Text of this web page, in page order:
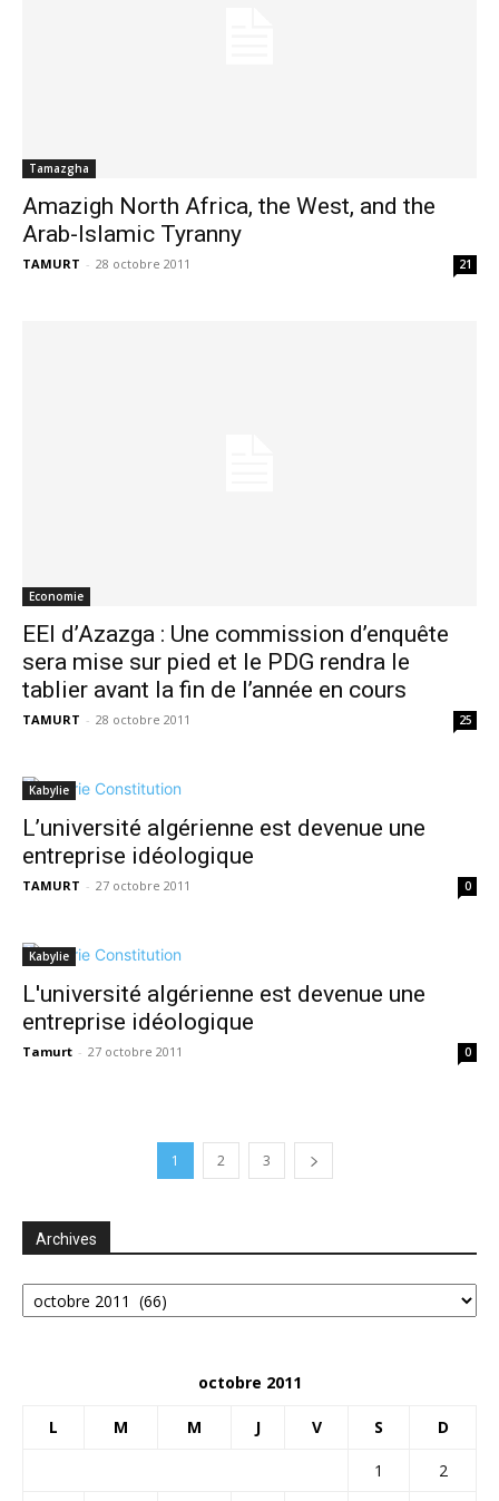
Tamazgha
Amazigh North Africa, the West, and the
Arab-Islamic Tyranny
TAMURT - 28 octobre 2011 21
Economie
EEI d’Azazga : Une commission d’enquête
sera mise sur pied et le PDG rendra le
tablier avant la fin de l’année en cours
TAMURT - 28 octobre 2011 25
Kabylie
L’université algérienne est devenue une
entreprise idéologique
TAMURT - 27 octobre 2011 0
Kabylie
L'université algérienne est devenue une
entreprise idéologique
Tamurt - 27 octobre 2011 0
1 2 3
Archives
Archives
octobre 2011
L M M J V S D
1
2